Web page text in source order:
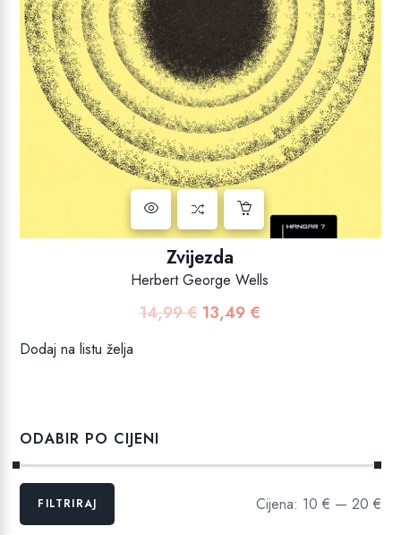
Zvijezda
Herbert George Wells
14,99€ Izvorna
13,49 €Trenutna
Dodaj na listu želja
ODABIR PO CIJENI
Min
MaksFILTRIRAJ Cijena: 10 € — 20 €